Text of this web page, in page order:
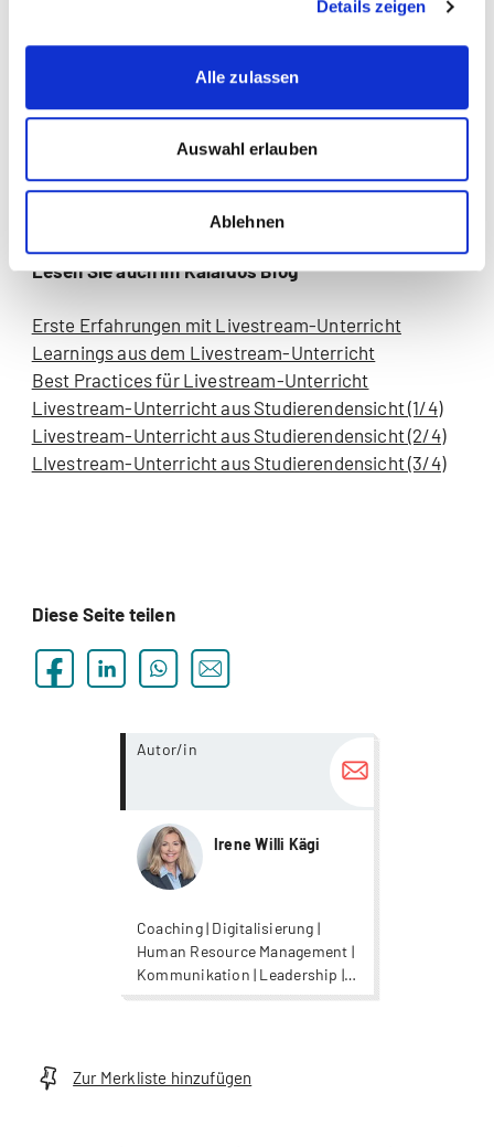
Details zeigen
Alle zulassen
Auswahl erlauben
Ablehnen
Wenn Sie den Online-Unterricht gestalten
könnten, was würden Sie daran ändern?
vom gewählten Online-Tool (Webex / Skype) zur
Verfügung stellen, so dass jeder sich vor dem
Unterricht vorbereiten kann.
Lesen Sie auch im Kalaidos Blog
Erste Erfahrungen mit Livestream-Unterricht
Learnings aus dem Livestream-Unterricht
Best Practices für Livestream-Unterricht
Livestream-Unterricht aus Studierendensicht (1/4)
Livestream-Unterricht aus Studierendensicht (2/4)
LIvestream-Unterricht aus Studierendensicht (3/4)
Diese Seite teilen
Autor/in
Irene Willi Kägi
Coaching | Digitalisierung |
Human Resource Management |
Kommunikation | Leadership |
Organisationsentwicklung |
more...
Zur Merkliste hinzufügen